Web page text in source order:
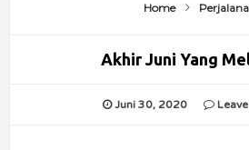
Home
Akhir Juni Yang
Juni 30, 2020